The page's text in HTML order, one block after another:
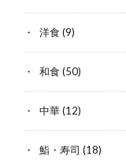
洋食 (9)
和食 (50)
中華(12)
鮨・寿司 (18)